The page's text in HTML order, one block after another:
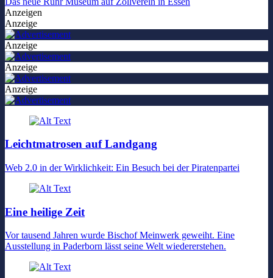
Anzeigen
Anzeige
Anzeige
Anzeige
Anzeige
Leichtmatrosen auf Landgang
Web 2.0 in der Wirklichkeit: Ein Besuch bei der Piratenpartei
Eine heilige Zeit
Vor tausend Jahren wurde Bischof Meinwerk geweiht. Eine
Ausstellung in Paderborn lässt seine Welt wiedererstehen.